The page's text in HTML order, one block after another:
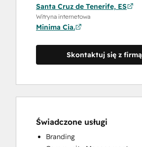
Santa Cruz de Tenerife, ES
Witryna internetowa
Minima Cia.
Skontaktuj się z firmą
Świadczone usługi
Branding